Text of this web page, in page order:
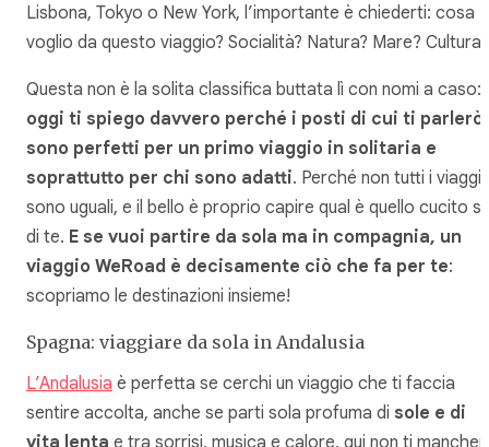
Lisbona, Tokyo o New York, l’importante è chiederti: cosa
voglio da questo viaggio? Socialità? Natura? Mare? Cultura?
Questa non è la solita classifica buttata lì con nomi a caso:
oggi ti spiego davvero perché i posti di cui ti parlerò
sono perfetti per un primo viaggio in solitaria e
soprattutto per chi sono adatti. Perché non tutti i viaggi
sono uguali, e il bello è proprio capire qual è quello cucito su
di te. E se vuoi partire da sola ma in compagnia, un
viaggio WeRoad è decisamente ciò che fa per te:
scopriamo le destinazioni insieme!
Spagna: viaggiare da sola in Andalusia
L’Andalusia è perfetta se cerchi un viaggio che ti faccia
sentire accolta, anche se parti sola profuma di sole e di